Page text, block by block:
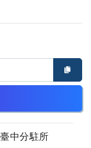
中分駐所